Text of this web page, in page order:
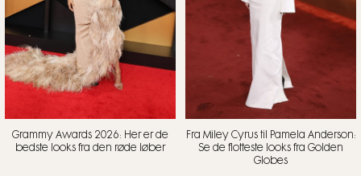
Grammy Awards 2026: Her er de
bedste looks fra den røde løber
Fra Miley Cyrus til Pamela Anderson:
Se de flotteste looks fra Golden
Globes